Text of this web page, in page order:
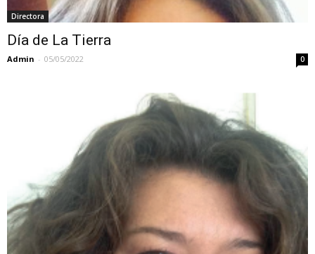
Directora
Día de La Tierra
Admin - 05/05/2022 0